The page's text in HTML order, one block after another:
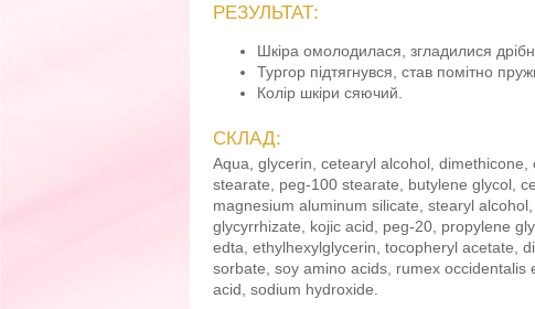
РЕЗУЛЬТАТ:
Шкіра омолодилася, згладилися
Тургор підтягнувся, став помітно
Колір шкіри сяючий.
СКЛАД:
Aqua, glycerin, cetearyl alcohol,
stearate, peg-100 stearate, butylene glycol,
magnesium aluminum silicate, stearyl
glycyrrhizate, kojic acid, peg-20, propylene
edta, ethylhexylglycerin, tocopheryl acetate,
sorbate, soy amino acids, rumex
acid, sodium hydroxide.